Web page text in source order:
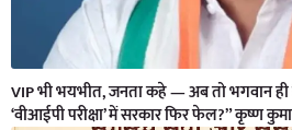
VIP भी भयभीत, जनता कहे — अब तो भगवान ही हैं
‘वीआईपी परीक्षा’ में सरकार फिर फेल?” कृष्ण